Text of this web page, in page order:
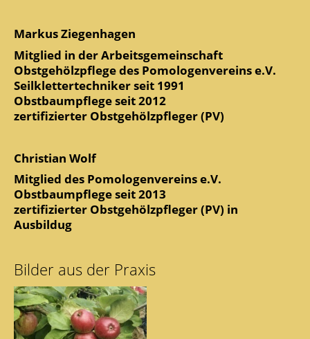
Markus Ziegenhagen
Mitglied in der Arbeitsgemeinschaft
Obstgehölzpflege des Pomologenvereins e.V.
Seilklettertechniker seit 1991
Obstbaumpflege seit 2012
zertifizierter Obstgehölzpfleger (PV)
Christian Wolf
Mitglied des Pomologenvereins e.V.
Obstbaumpflege seit 2013
zertifizierter Obstgehölzpfleger (PV) in
Ausbildug
Bilder aus der Praxis